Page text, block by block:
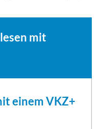
mit
einem VKZ+